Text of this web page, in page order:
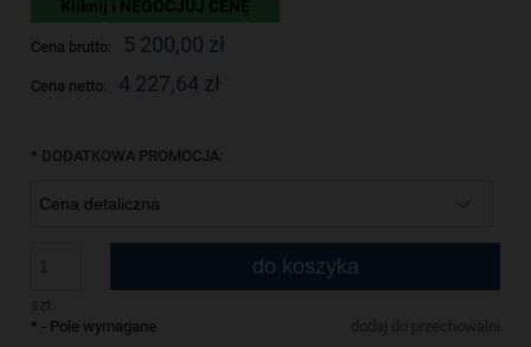
Kliknij i NEGOCJUJ CENĘ
Cena brutto: 5 200,00 zł
Cena netto: 4 227,64 zł
* DODATKOWA PROMOCJA:
do koszyka
dodaj do przechowalni
* - Pole wymagane